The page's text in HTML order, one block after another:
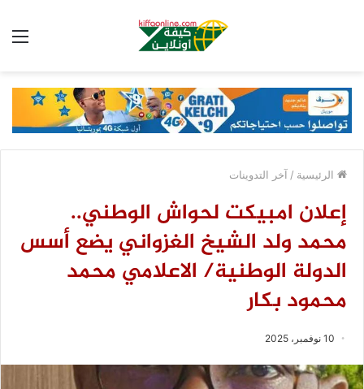
الرئيسية / آخر التدوينات
إعلان امبيكت لحواش الوطني..
محمد ولد الشيخ الغزواني يضع أسس
الدولة الوطنية/ الاعلامي محمد
محمود بكار
10 نوفمبر، 2025